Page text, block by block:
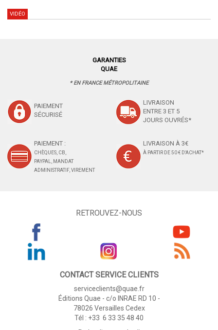
VIDÉO
GARANTIES
QUAE
* EN FRANCE MÉTROPOLITAINE
PAIEMENT
SÉCURISÉ
LIVRAISON
ENTRE 3 ET 5
JOURS OUVRÉS*
PAIEMENT :
CHÈQUES, CB,
PAYPAL, MANDAT
ADMINISTRATIF, VIREMENT
LIVRAISON À 3€
À PARTIR DE 50 € D'ACHAT*
RETROUVEZ-NOUS
CONTACT SERVICE CLIENTS
serviceclients@quae.fr
Éditions Quae - c/o INRAE RD 10 -
78026 Versailles Cedex
Tél : +33 6 33 35 48 40